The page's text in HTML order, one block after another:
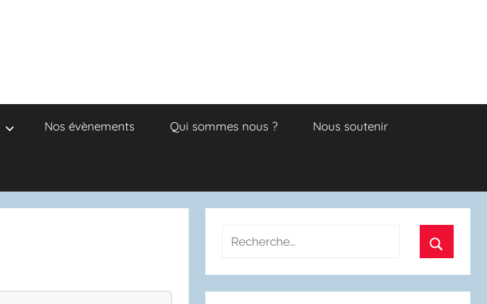
Nos évènements Qui sommes nous ? Nous soutenir
Recherche
: